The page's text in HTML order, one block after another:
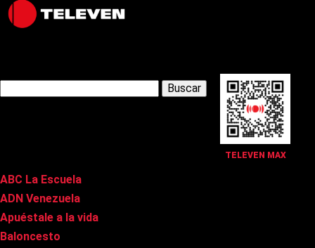
TELEVEN MAX
Latest Posts
ABC La Escuela
ADN Venezuela
Apuéstale a la vida
Baloncesto